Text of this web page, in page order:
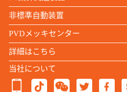
非標準自動装置
PVDメッキセンター
詳細はこちら
当社について